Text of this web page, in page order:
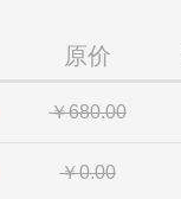
原价
￥680.00
￥0.00